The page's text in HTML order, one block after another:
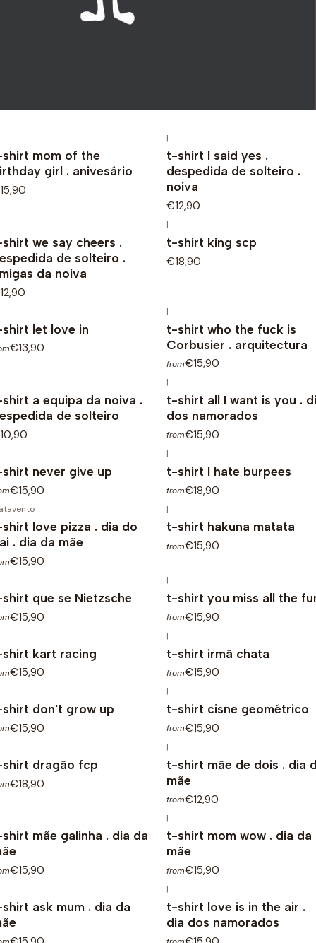
mom of the
girl . anivesário
|
t-shirt I said yes .
despedida de solteiro .
noiva
€12,90
we say cheers .
de solteiro .
da noiva
|
t-shirt king scp
€18,90
let love in
€13,90
|
t-shirt who the fuck is
Corbusier . arquitectura
from€15,90
a equipa da noiva .
de solteiro
|
t-shirt all I want is you .
dos namorados
from€15,90
never give up
€15,90
|
t-shirt I hate burpees
from€18,90
love pizza . dia do
. dia da mãe
€15,90
|
t-shirt hakuna matata
from€15,90
que se Nietzsche
€15,90
|
t-shirt you miss all the
from€15,90
kart racing
€15,90
|
t-shirt irmã chata
from€15,90
don't grow up
€15,90
|
t-shirt cisne geométrico
from€15,90
dragão fcp
€18,90
|
t-shirt mãe de dois . dia
mãe
from€12,90
mãe galinha . dia da
€15,90
|
t-shirt mom wow . dia da
mãe
from€15,90
ask mum . dia da
|
t-shirt love is in the air .
dia dos namorados